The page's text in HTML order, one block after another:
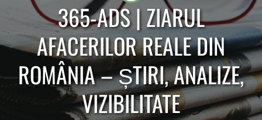
365-ADS | ZIARUL
AFACERILOR REALE DIN
ROMÂNIA – ȘTIRI, ANALIZE,
VIZIBILITATE